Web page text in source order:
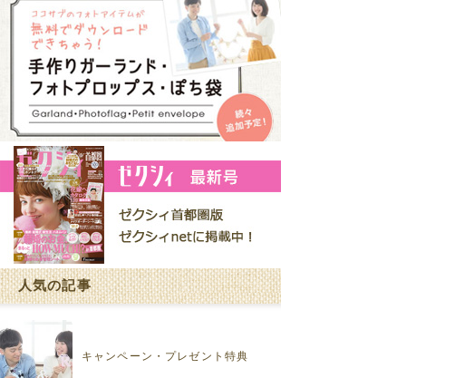
人気の記事
キャンペーン・プレゼント特典